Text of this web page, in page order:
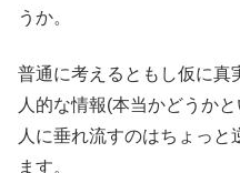
うか。
普通に考えるともし仮に真
人的な情報(本当かどうか
人に垂れ流すのはちょっ
ます。